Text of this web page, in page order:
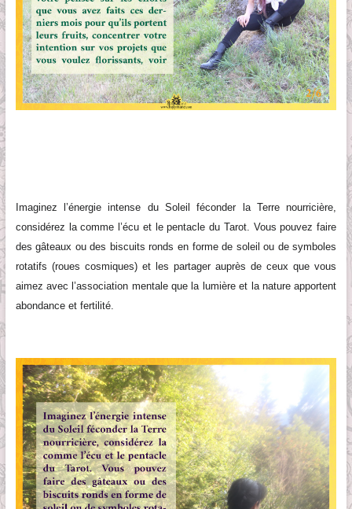
Imaginez l’énergie intense du Soleil féconder la Terre nourricière,
considérez la comme l’écu et le pentacle du Tarot. Vous pouvez faire
des gâteaux ou des biscuits ronds en forme de soleil ou de symboles
rotatifs (roues cosmiques) et les partager auprès de ceux que vous
aimez avec l’association mentale que la lumière et la nature apportent
abondance et fertilité.